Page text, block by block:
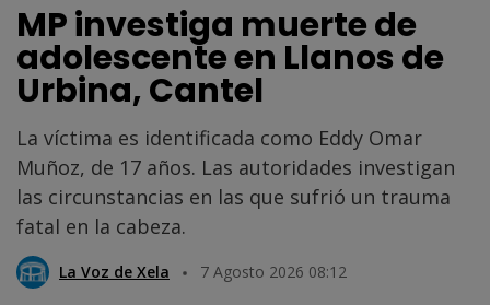
MP investiga muerte de
adolescente en Llanos de
Urbina, Cantel
La víctima es identificada como Eddy Omar
Muñoz, de 17 años. Las autoridades investigan
las circunstancias en las que sufrió un trauma
fatal en la cabeza.
La Voz de Xela 7 Agosto 2026 08:12